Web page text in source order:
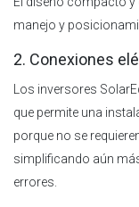
manejo y
2. Conexiones
Los inversores
que permite una
porque no se
simplificando aún
errores.